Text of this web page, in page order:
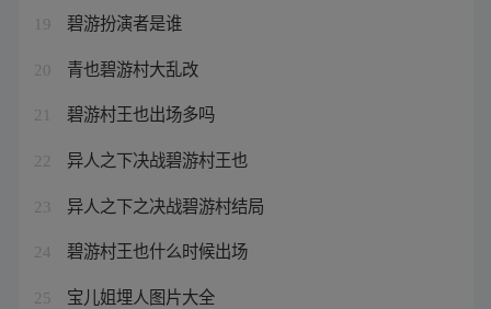
19 碧游扮演者是谁
20 青也碧游村大乱改
21 碧游村王也出场多吗
22 异人之下决战碧游村王也
23 异人之下之决战碧游村结局
24 碧游村王也什么时候出场
25 宝儿姐埋人图片大全